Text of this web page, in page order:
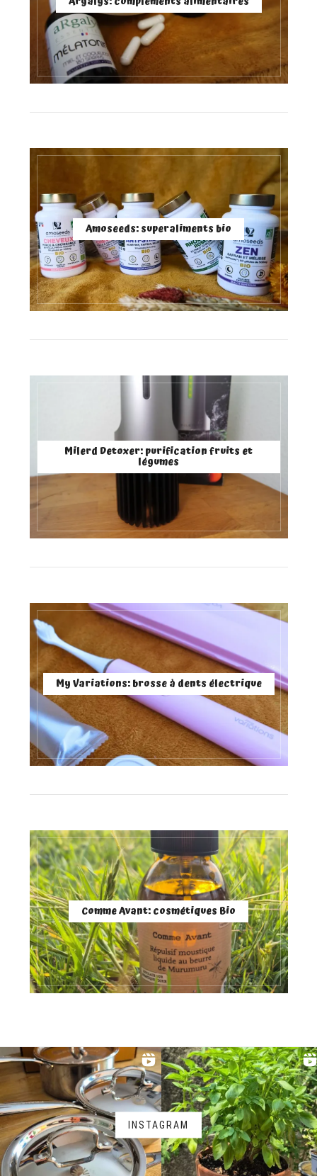
Amoseeds: superaliments bio
Milerd Detoxer: purification fruits et
légumes
My Variations: brosse à dents électrique
Comme Avant: cosmétiques Bio
INSTAGRAM